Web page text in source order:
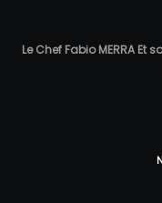
Le Chef Fabio MERRA